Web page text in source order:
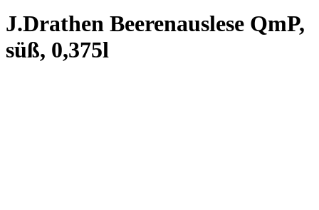
J.Drathen Beerenauslese QmP,
süß, 0,375l